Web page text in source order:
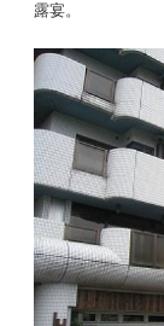
露宴。